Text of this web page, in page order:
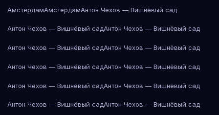
АмстердамАмстердамАнтон Чехов — Вишнёвый сад
Антон Чехов — Вишнёвый садАнтон Чехов — Вишнёвый сад
Антон Чехов — Вишнёвый садАнтон Чехов — Вишнёвый сад
Антон Чехов — Вишнёвый садАнтон Чехов — Вишнёвый сад
Антон Чехов — Вишнёвый садАнтон Чехов — Вишнёвый сад
Антон Чехов — Вишнёвый садАнтон Чехов — Вишнёвый сад